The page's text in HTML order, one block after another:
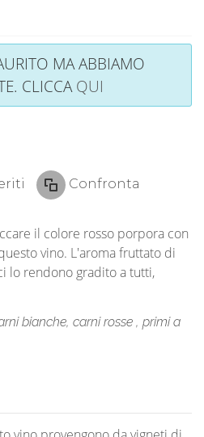
MA ABBIAMO
CLICCAQUI
Confronta
il colore rosso porpora con
vino. L'aroma fruttato di
lo rendono gradito a tutti,
bianche, carni rosse , primi a